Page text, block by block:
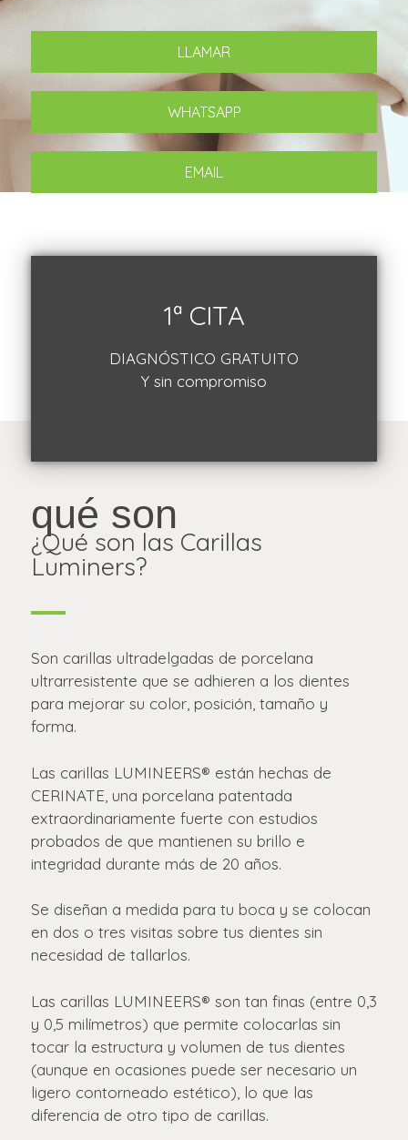
LLAMAR
WHATSAPP
EMAIL
1ª CITA
DIAGNÓSTICO GRATUITO
Y sin compromiso
qué son
¿Qué son las Carillas
Luminers?
Son carillas ultradelgadas de porcelana
ultrarresistente que se adhieren a los dientes
para mejorar su color, posición, tamaño y
forma.
Las carillas LUMINEERS® están hechas de
CERINATE, una porcelana patentada
extraordinariamente fuerte con estudios
probados de que mantienen su brillo e
integridad durante más de 20 años.
Se diseñan a medida para tu boca y se colocan
en dos o tres visitas sobre tus dientes sin
necesidad de tallarlos.
Las carillas LUMINEERS® son tan finas (entre 0,3
y 0,5 milímetros) que permite colocarlas sin
tocar la estructura y volumen de tus dientes
(aunque en ocasiones puede ser necesario un
ligero contorneado estético), lo que las
diferencia de otro tipo de carillas.